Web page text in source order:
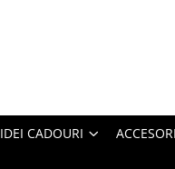
IDEI CADOURI